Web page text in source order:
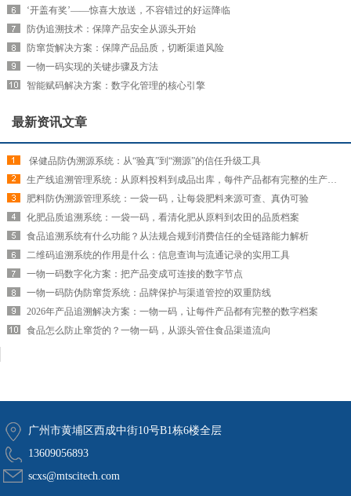
‘开盖有奖’——惊喜大放送，不容错过的好运降临
防伪追溯技术：保障产品安全从源头开始
防窜货解决方案：保障产品品质，切断渠道风险
一物一码实现的关键步骤及方法
智能赋码解决方案：数字化管理的核心引擎
最新资讯文章
​ 保健品防伪溯源系统：从“验真”到“溯源”的信任升级工具
生产线追溯管理系统：从原料投料到成品出库，每件产品都有完整的生产履历
肥料防伪溯源管理系统：一袋一码，让每袋肥料来源可查、真伪可验
化肥品质追溯系统：一袋一码，看清化肥从原料到农田的品质档案
食品追溯系统有什么功能？从法规合规到消费信任的全链路能力解析
二维码追溯系统的作用是什么：信息查询与流通记录的实用工具
一物一码数字化方案：把产品变成可连接的数字节点
一物一码防伪防窜货系统：品牌保护与渠道管控的双重防线
2026年产品追溯解决方案：一物一码，让每件产品都有完整的数字档案
食品怎么防止窜货的？一物一码，从源头管住食品渠道流向
广州市黄埔区西成中街10号B1栋6楼全层
13609056893
scxs@mtscitech.com